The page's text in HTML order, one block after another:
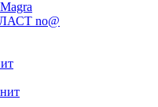
no@